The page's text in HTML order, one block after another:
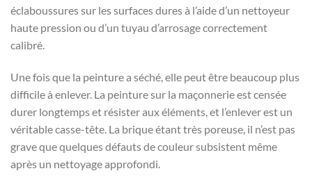
éclaboussures sur les surfaces dures à l’aide d’un nettoyeur
haute pression ou d’un tuyau d’arrosage correctement
calibré.
Une fois que la peinture a séché, elle peut être beaucoup plus
difficile à enlever. La peinture sur la maçonnerie est censée
durer longtemps et résister aux éléments, et l’enlever est un
véritable casse-tête. La brique étant très poreuse, il n’est pas
grave que quelques défauts de couleur subsistent même
après un nettoyage approfondi.